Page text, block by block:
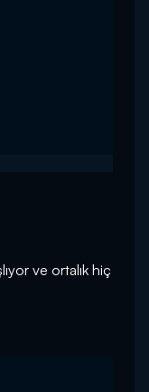
ve ortalık hiç